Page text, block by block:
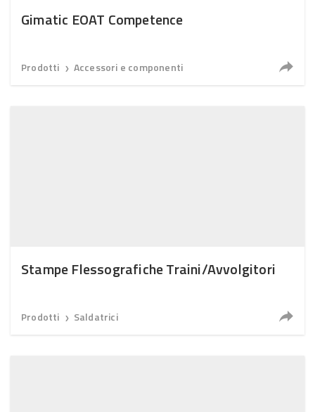
Gimatic EOAT Competence
Prodotti ❯ Accessori e componenti
Stampe Flessografiche Traini/Avvolgitori
Prodotti ❯ Saldatrici